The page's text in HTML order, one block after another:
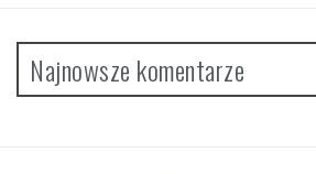
Najnowsze komentarze